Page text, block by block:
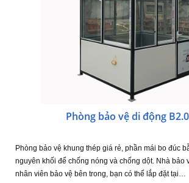
Phòng bảo vệ di động
Phòng bảo vệ khung thép giá rẻ, phần mái bo đúc
nguyên khối để chống nóng và chống dột. Nhà bảo
nhân viên bảo vệ bên trong, bạn có thể lắp đặt tại…